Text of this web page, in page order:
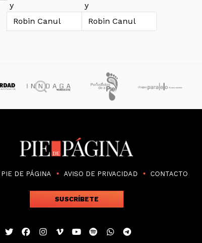
y
Robin Canul
y
Robin Canul
DE PÁGINA AVISO DE PRIVACIDAD CONTACTO
SUSCRÍBETE